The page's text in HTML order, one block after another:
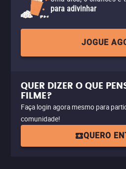
para adivinhar
JOGUE
QUER DIZER O QUE
FILME?
Faça login agora mesmo para
comunidade!
QUERO